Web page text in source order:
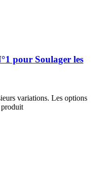
pour Soulager les
variations. Les options
produit